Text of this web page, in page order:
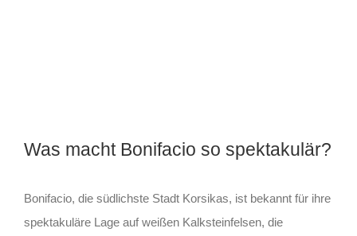
Was macht Bonifacio so spektakulär?
Bonifacio, die südlichste Stadt Korsikas, ist bekannt für ihre
spektakuläre Lage auf weißen Kalksteinfelsen, die